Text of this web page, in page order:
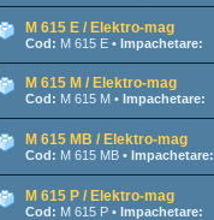
M 615 E / Elektro-mag
Cod: M 615 E • Impachetare:
M 615 M / Elektro-mag
Cod: M 615 M • Impachetare:
M 615 MB / Elektro-mag
Cod: M 615 MB • Impachetare:
M 615 P / Elektro-mag
Cod: M 615 P • Impachetare: